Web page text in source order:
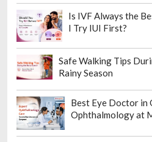
Is IVF Always the
I Try IUI First?
Safe Walking Tips
Rainy Season
Best Eye Doctor in
Ophthalmology at